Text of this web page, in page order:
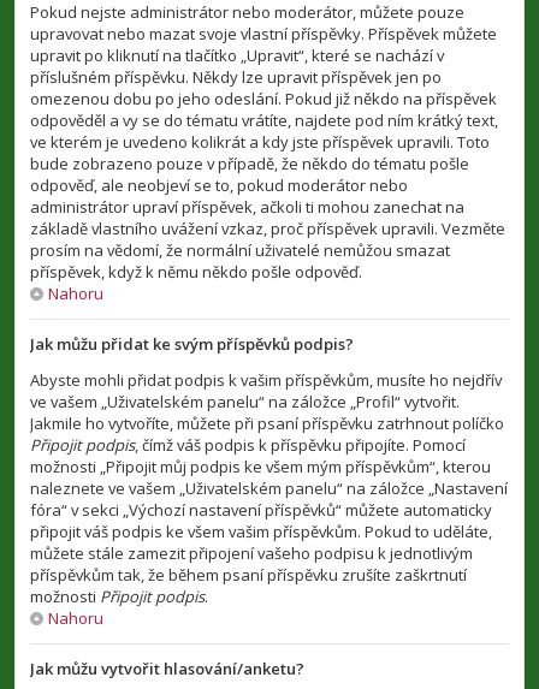
Pokud nejste administrátor nebo moderátor, můžete pouze
upravovat nebo mazat svoje vlastní příspěvky. Příspěvek můžete
upravit po kliknutí na tlačítko „Upravit“, které se nachází v
příslušném příspěvku. Někdy lze upravit příspěvek jen po
omezenou dobu po jeho odeslání. Pokud již někdo na příspěvek
odpověděl a vy se do tématu vrátíte, najdete pod ním krátký text,
ve kterém je uvedeno kolikrát a kdy jste příspěvek upravili. Toto
bude zobrazeno pouze v případě, že někdo do tématu pošle
odpověď, ale neobjeví se to, pokud moderátor nebo
administrátor upraví příspěvek, ačkoli ti mohou zanechat na
základě vlastního uvážení vzkaz, proč příspěvek upravili. Vezměte
prosím na vědomí, že normální uživatelé nemůžou smazat
příspěvek, když k němu někdo pošle odpověď.
Nahoru
Jak můžu přidat ke svým příspěvků podpis?
Abyste mohli přidat podpis k vašim příspěvkům, musíte ho nejdřív
ve vašem „Uživatelském panelu“ na záložce „Profil“ vytvořit.
Jakmile ho vytvoříte, můžete při psaní příspěvku zatrhnout políčko
Připojit podpis, čímž váš podpis k příspěvku připojíte. Pomocí
možnosti „Připojit můj podpis ke všem mým příspěvkům“, kterou
naleznete ve vašem „Uživatelském panelu“ na záložce „Nastavení
fóra“ v sekci „Výchozí nastavení příspěvků“ můžete automaticky
připojit váš podpis ke všem vašim příspěvkům. Pokud to uděláte,
můžete stále zamezit připojení vašeho podpisu k jednotlivým
příspěvkům tak, že během psaní příspěvku zrušíte zaškrtnutí
možnosti Připojit podpis.
Nahoru
Jak můžu vytvořit hlasování/anketu?